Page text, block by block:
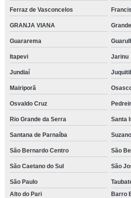
Ferraz de Vasconcelos
GRANJA VIANA
Guararema
Itapevi Jarinu
Jundiaí
Mairiporã
Osvaldo Cruz
Rio Grande da Serra Santa
Santana de Parnaíba Suzano
São Bernardo Centro São
São Caetano do Sul São
São Paulo
Alto do Pari
Barro